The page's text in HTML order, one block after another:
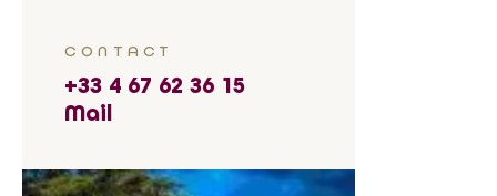
CONTACT
+33 4 67 62 36 15
Mail